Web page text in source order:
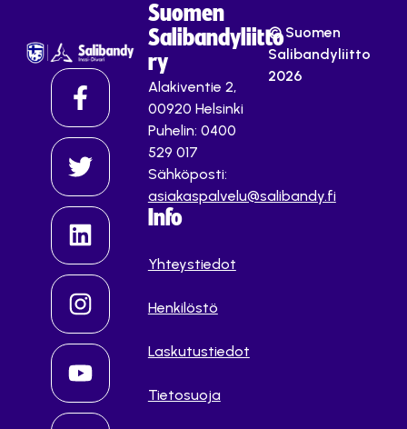
Suomen
Salibandyliitto
ry
Alakiventie 2,
00920 Helsinki
Puhelin: 0400
529 017
Sähköposti:
asiakaspalvelu@salibandy.fi
Info
Yhteystiedot
Henkilöstö
Laskutustiedot
Tietosuoja
© Suomen
Salibandyliitto
2026